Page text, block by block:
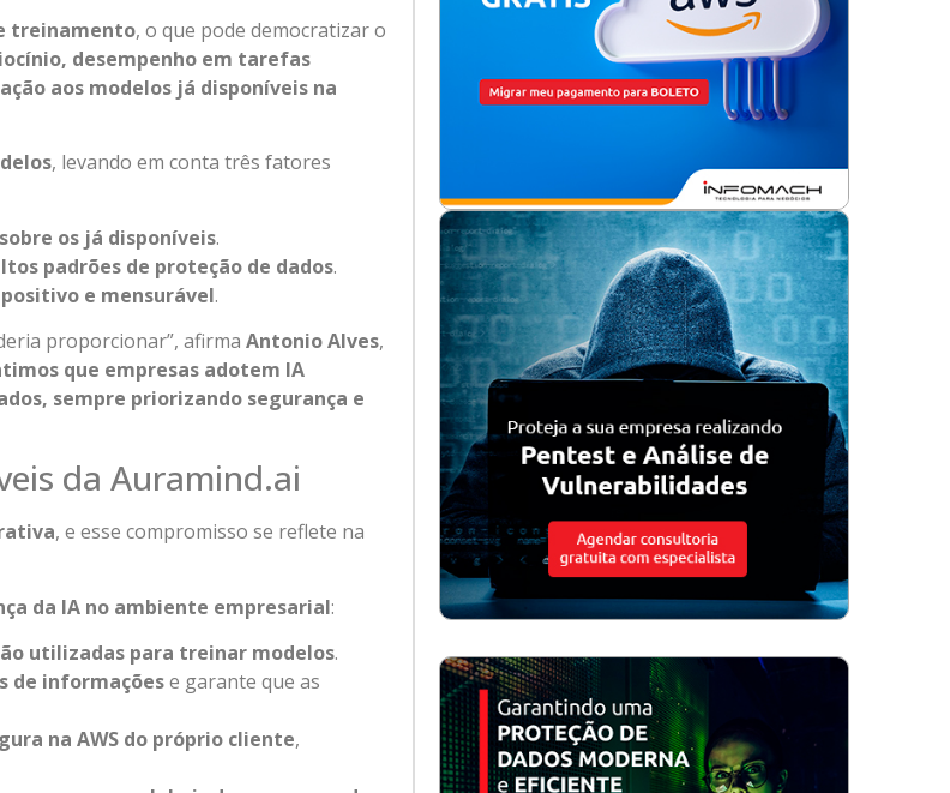
treinamento, o que pode democratizar o
desempenho em tarefas
aos modelos já disponíveis na
, levando em conta três fatores
os já disponíveis.
padrões de proteção de dados.
positivo e mensurável.
proporcionar”, afirma Antonio Alves,
que empresas adotem IA
sempre priorizando segurança e
da Auramind.ai
, e esse compromisso se reflete na
da IA no ambiente empresarial:
utilizadas para treinar modelos.
de informaçõese garante que as
na AWS do próprio cliente,